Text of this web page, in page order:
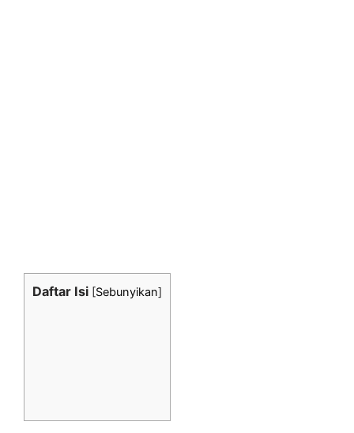
Daftar Isi [Sebunyikan]